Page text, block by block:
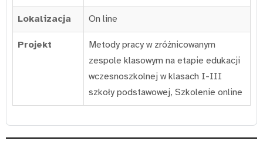
Lokalizacja On line
Projekt
Metody pracy w zróżnicowanym
zespole klasowym na etapie edukacji
wczesnoszkolnej w klasach I-III
szkoły podstawowej, Szkolenie online